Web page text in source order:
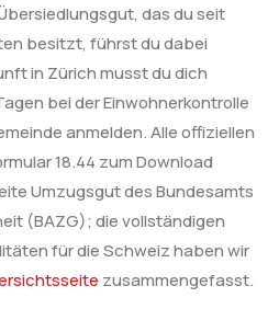
das du seit
besitzt, führst du dabei
in Zürich musst du dich
bei der Einwohnerkontrolle
anmelden. Alle offiziellen
18.44 zum Download
Umzugsgut des Bundesamts
(BAZG); die vollständigen
für die Schweiz haben wir
zusammengefasst.